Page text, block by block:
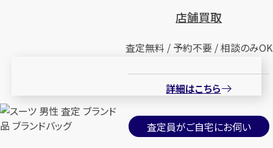
店舗買取
査定無料 / 予約不要 / 相談のみOK
詳細はこちら
査定員がご自宅にお伺い